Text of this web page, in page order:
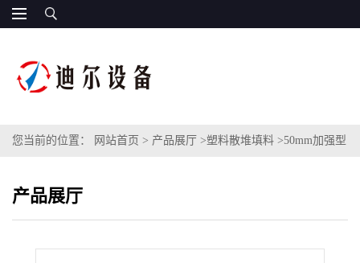
您当前的位置： 网站首页 > 产品展厅 >塑料散堆填料 >50mm加强型
产品展厅